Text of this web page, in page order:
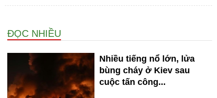
ĐỌC NHIỀU
Nhiều tiếng nổ lớn, lửa
bùng cháy ở Kiev sau
cuộc tấn công...